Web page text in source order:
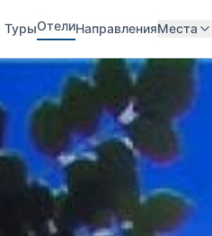
ТурыОтелиНаправленияМеста